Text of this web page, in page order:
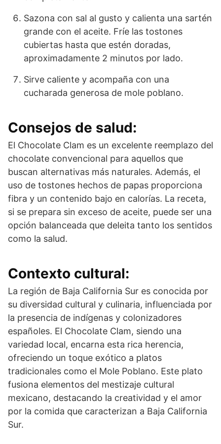
Sazona con sal al gusto y calienta una sartén
grande con el aceite. Fríe las tostones
cubiertas hasta que estén doradas,
aproximadamente 2 minutos por lado.
Sirve caliente y acompaña con una
cucharada generosa de mole poblano.
Consejos de salud:
El Chocolate Clam es un excelente reemplazo del
chocolate convencional para aquellos que
buscan alternativas más naturales. Además, el
uso de tostones hechos de papas proporciona
fibra y un contenido bajo en calorías. La receta,
si se prepara sin exceso de aceite, puede ser una
opción balanceada que deleita tanto los sentidos
como la salud.
Contexto cultural:
La región de Baja California Sur es conocida por
su diversidad cultural y culinaria, influenciada por
la presencia de indígenas y colonizadores
españoles. El Chocolate Clam, siendo una
variedad local, encarna esta rica herencia,
ofreciendo un toque exótico a platos
tradicionales como el Mole Poblano. Este plato
fusiona elementos del mestizaje cultural
mexicano, destacando la creatividad y el amor
por la comida que caracterizan a Baja California
Sur.